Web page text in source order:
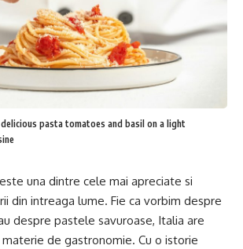
pasta tomatoes and basil on a light
una dintre cele mai apreciate si
din intreaga lume. Fie ca vorbim despre
despre pastele savuroase, Italia are
de gastronomie. Cu o istorie